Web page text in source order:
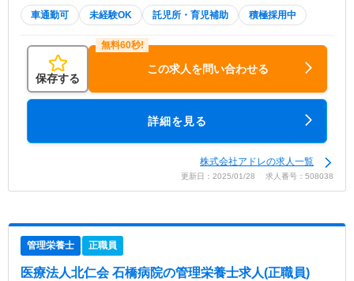
車通勤可 未経験OK 託児所・育児補助 積極採用中
保存する
この求人を問い合わせる
詳細を見る
株式会社アドレの求人一覧
更新日：2025/01/28 求人番号：508038
管理栄養士 正職員
医療法人北仁会 石橋病院の管理栄養士求人(正職員)